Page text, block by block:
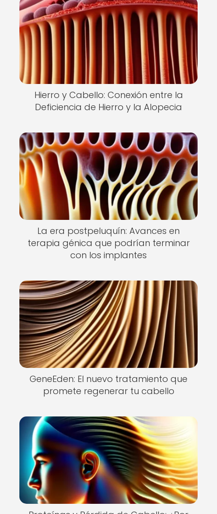
Hierro y Cabello: Conexión entre la
Deficiencia de Hierro y la Alopecia
La era postpeluquín: Avances en
terapia génica que podrían terminar
con los implantes
GeneEden: El nuevo tratamiento que
promete regenerar tu cabello